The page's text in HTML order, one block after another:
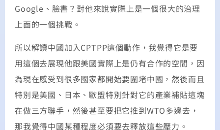
Google、臉書？對他來說實際上是一個很大的治理
上面的一個挑戰。
所以解讀中國加入CPTPP這個動作，我覺得它是要
用這個去展現他跟美國實際上是仍有合作的空間，因
為現在感受到很多國家都開始要圍堵中國，然後而且
特別是美國、日本、歐盟特別針對它的產業補貼這塊
在做三方聯手，然後甚至要把它推到WTO多邊去，
那我覺得中國某種程度必須要去釋放這些壓力。